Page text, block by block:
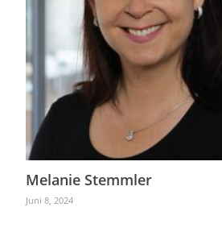
Melanie Stemmler
Juni 8, 2024